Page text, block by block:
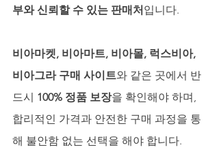
부와 신뢰할 수 있는 판매처입니다.
비아마켓, 비아마트, 비아몰, 럭스비아,
비아그라 구매 사이트와 같은 곳에서 반
드시 100% 정품 보장을 확인해야 하며,
합리적인 가격과 안전한 구매 과정을 통
해 불안함 없는 선택을 해야 합니다.